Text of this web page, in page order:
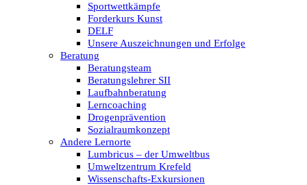
Sportwettkämpfe
Forderkurs Kunst
DELF
Unsere Auszeichnungen und Erfolge
Beratung
Beratungsteam
Beratungslehrer SII
Laufbahnberatung
Lerncoaching
Drogenprävention
Sozialraumkonzept
Andere Lernorte
Lumbricus – der Umweltbus
Umweltzentrum Krefeld
Wissenschafts-Exkursionen